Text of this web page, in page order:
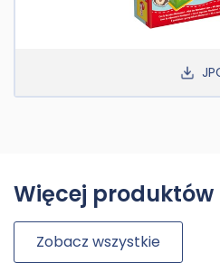
Więcej produktów
Zobacz wszystkie